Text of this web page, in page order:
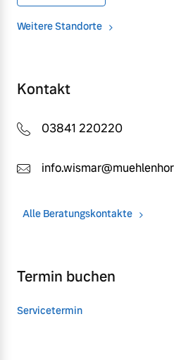
Weitere Standorte
Kontakt
03841 220220
Alle Beratungskontakte
Termin buchen
Servicetermin